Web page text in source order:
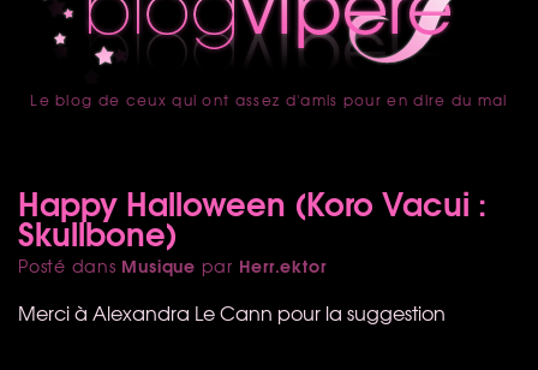
accueil
Le blog de ceux qui ont assez d'amis pour en dire du mal
Happy Halloween (Koro Vacui :
Skullbone)
Posté dans Musique par Herr.ektor
Merci à Alexandra Le Cann pour la suggestion